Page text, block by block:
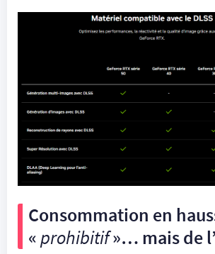
Consommation en
«prohibitif»… mais de